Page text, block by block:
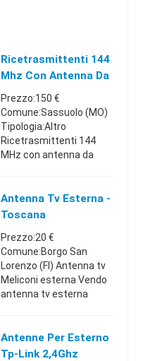
Ricetrasmittenti 144
Mhz Con Antenna Da
Esterno
Prezzo:150 €
Comune:Sassuolo (MO)
Tipologia:Altro
Ricetrasmittenti 144
MHz con antenna da
0 €
Antenna Tv Esterna -
Toscana
Prezzo:20 €
Comune:Borgo San
Lorenzo (FI) Antenna tv
Meliconi esterna Vendo
antenna tv esterna
2016, quindi ancora in
garanzia Includo
Antenne Per Esterno
Tp-Link 2,4Ghz